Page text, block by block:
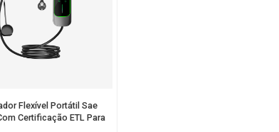
Flexível Portátil Sae
Certificação ETL Para